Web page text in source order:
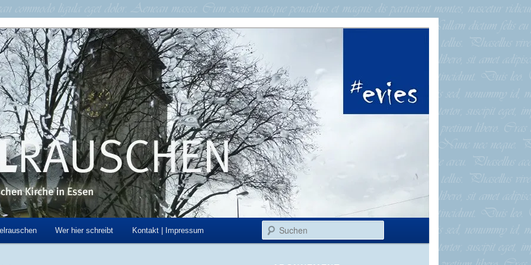
Kirche in Essen
Wer hier schreibt Kontakt | Impressum